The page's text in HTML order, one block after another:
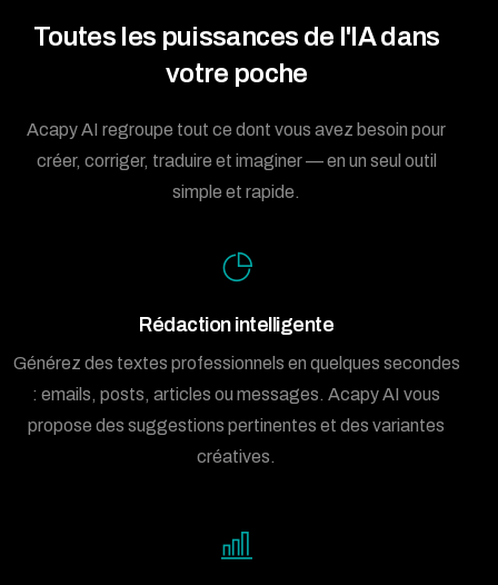
Toutes les puissances de l'IA dans
votre poche
Acapy AI regroupe tout ce dont vous avez besoin pour
créer, corriger, traduire et imaginer — en un seul outil
simple et rapide.
Rédaction intelligente
Générez des textes professionnels en quelques secondes
: emails, posts, articles ou messages. Acapy AI vous
propose des suggestions pertinentes et des variantes
créatives.